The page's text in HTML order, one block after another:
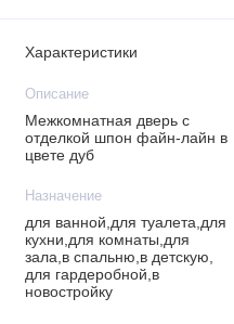
Характеристики
Описание
Межкомнатная дверь с
отделкой шпон файн-лайн в
цвете дуб
Назначение
для ванной,для туалета,для
кухни,для комнаты,для
зала,в спальню,в детскую,
для гардеробной,в
новостройку